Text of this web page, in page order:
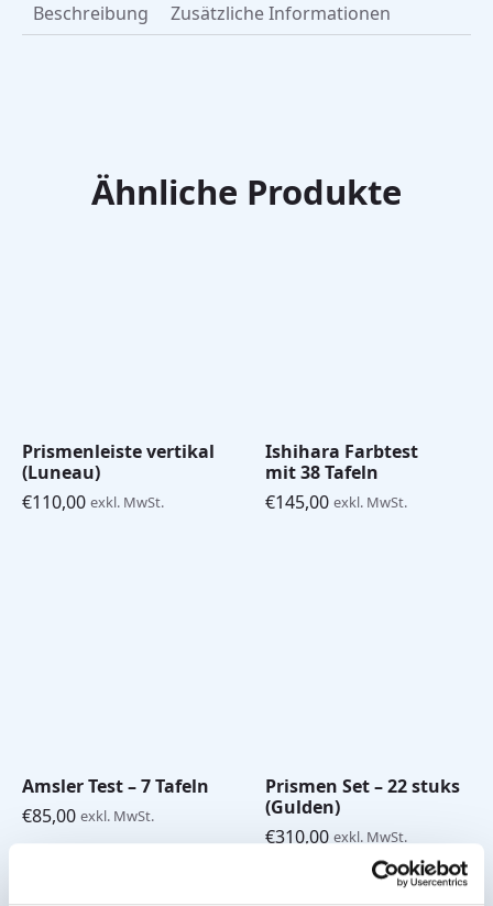
Beschreibung Zusätzliche Informationen
Ähnliche Produkte
Prismenleiste vertikal
(Luneau)
€110,00 exkl. MwSt.
Ishihara Farbtest
mit 38 Tafeln
€145,00 exkl. MwSt.
Amsler Test – 7 Tafeln
€85,00 exkl. MwSt.
Prismen Set – 22 stuks
(Gulden)
€310,00 exkl. MwSt.